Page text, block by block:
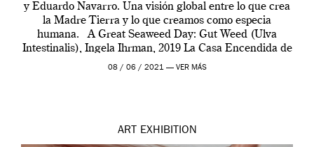
y Eduardo Navarro. Una visión global entre lo que crea
la Madre Tierra y lo que creamos como especia
humana. A Great Seaweed Day: Gut Weed (Ulva
Intestinalis), Ingela Ihrman, 2019 La Casa Encendida de
Madrid y la Wellcome […]
08 / 06 / 2021 — VER MÁS
ART EXHIBITION